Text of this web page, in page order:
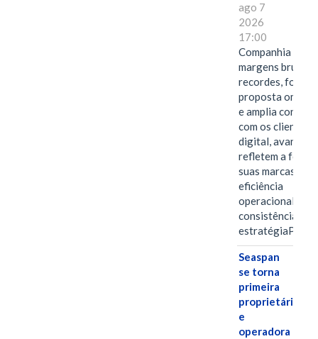
ago 7
2026
17:00
Companhia
margens brutas
recordes,
proposta
e amplia
com os clientes
digital, avanços
refletem a força
suas marcas, a
eficiência
operacional e a
consistência de
Seaspan
se torna
primeira
proprietária
e
operadora